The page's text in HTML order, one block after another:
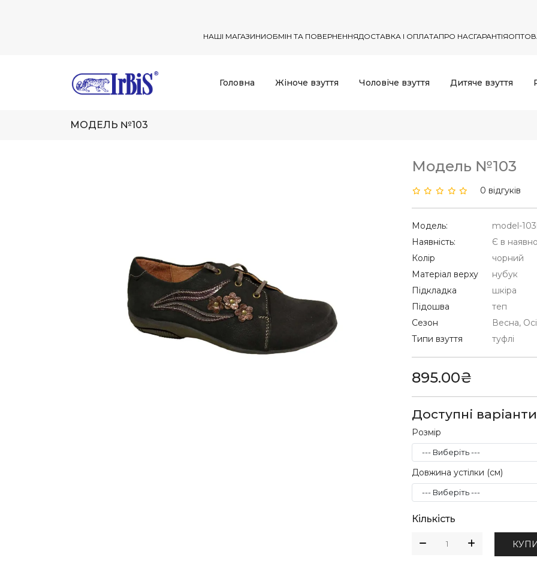
НАШІ МАГАЗИНИОБМІН ТА ПОВЕРНЕННЯДОСТАВКА І ОПЛАТАПРО НАСГАРАНТІЯ
Головна Жіноче взуття Чоловіче взуття Дитяче взуття
МОДЕЛЬ №103
Модель №103
0 відгуків
Модель:
model-
Наявність:
Є в
Колір
чорний
Матеріал верху
нубук
Підкладка
шкіра
Підошва
теп
Сезон
Весна,
Типи взуття
туфлі
895.00₴
Доступні варіанти
Розмір
Довжина устілки (см)
Кількість